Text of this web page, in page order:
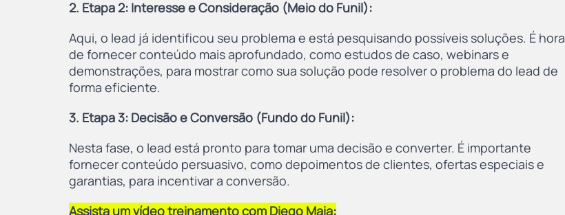
2. Etapa 2: Interesse e Consideração (Meio do Funil):
Aqui, o lead já identificou seu problema e está pesquisando possíveis soluções. É hora
de fornecer conteúdo mais aprofundado, como estudos de caso, webinars e
demonstrações, para mostrar como sua solução pode resolver o problema do lead de
forma eficiente.
3. Etapa 3: Decisão e Conversão (Fundo do Funil):
Nesta fase, o lead está pronto para tomar uma decisão e converter. É importante
fornecer conteúdo persuasivo, como depoimentos de clientes, ofertas especiais e
garantias, para incentivar a conversão.
Assista um vídeo treinamento com Diego Maia: